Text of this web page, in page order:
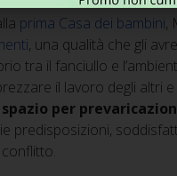
prima Casa dei bambini,
, una qualità che gli
tra il fanciullo e
il lavoro degli altri
spazio per
predisposizioni,